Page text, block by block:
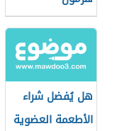
التستوستيرون
هل يُفضل شراء
الأطعمة العضوية